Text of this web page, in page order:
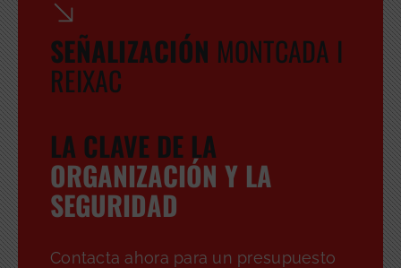
SEÑALIZACIÓN MONTCADA I
REIXAC
LA CLAVE DE LA
ORGANIZACIÓN Y LA
SEGURIDAD
Contacta ahora para un presupuesto
GRATUITA